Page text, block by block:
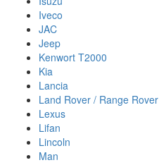
Iveco
JAC
Jeep
Kenwort T2000
Kia
Lancia
Land Rover / Range Rover
Lexus
Lifan
Lincoln
Man